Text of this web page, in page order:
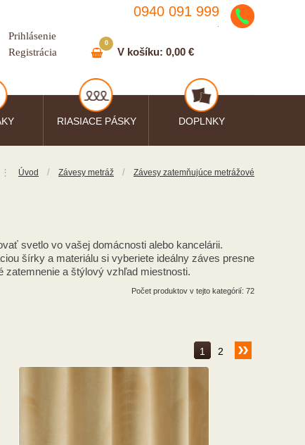
0940 091 999
Prihlásenie
Registrácia
V košíku: 0,00 €
0
RIASIACE PÁSKY DOPLNKY
⋮ Úvod / Závesy metráž / Závesy zatemňujúce metrážové
svetlo vo vašej domácnosti alebo kancelárii.
šírky a materiálu si vyberiete ideálny záves presne
zatemnenie a štýlový vzhľad miestnosti.
Počet produktov v tejto kategórií: 72
1 2